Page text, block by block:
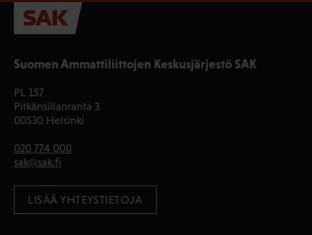
Suomen Ammattiliittojen Keskusjärjestö SAK
PL 157
Pitkänsillanranta 3
00530 Helsinki
020 774 000
sak@sak.fi
LISÄÄ YHTEYSTIETOJA